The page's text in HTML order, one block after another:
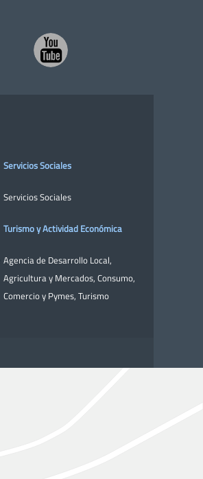
Servicios Sociales
Servicios Sociales
Turismo y Actividad Económica
Agencia de Desarrollo Local,
Agricultura y Mercados, Consumo,
Comercio y Pymes, Turismo